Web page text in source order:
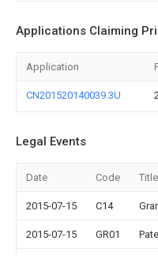
Applications Claiming
Application
CN201520140039.3U
Legal Events
Date Code Title
2015-07-15 C14
2015-07-15 GR01